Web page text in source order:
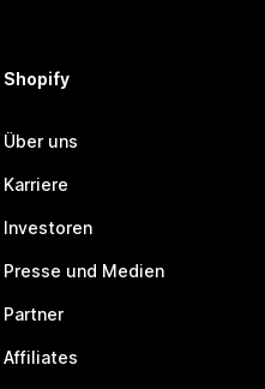
Shopify
Über uns
Karriere
Investoren
Presse und Medien
Partner
Affiliates